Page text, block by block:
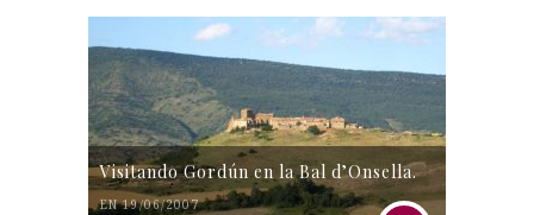
Visitando Gordún en la Bal d’Onsella.
EN 19/06/2007